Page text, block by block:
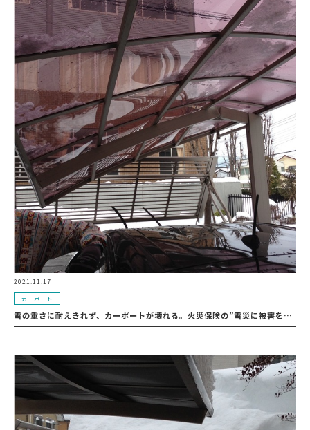
2021.11.17
カーポート
雪の重さに耐えきれず、カーポートが壊れる。火災保険の”雪災に被害を補償する”を使用し新品に交換が可能です。